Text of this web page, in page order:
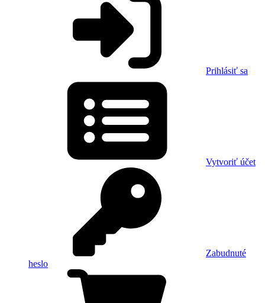
Prihlásiť sa
Vytvoriť účet
Zabudnuté
heslo